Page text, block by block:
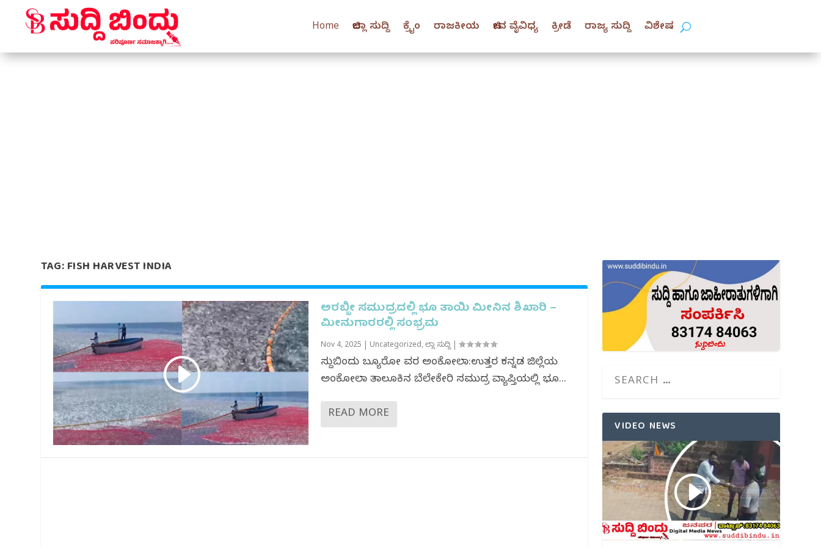
Home ಜಿಲ್ಲಾ ಸುದ್ದಿ ಕ್ರೈಂ ರಾಜಕೀಯ ಜೀವ ವೈವಿಧ್ಯ ಕ್ರೀಡೆ ರಾಜ್ಯ ಸುದ್ದಿ ವಿಶೇಷ
TAG:FISH HARVEST INDIA
ಅರಬ್ಬೀ ಸಮುದ್ರದಲ್ಲಿ ಭೂ ತಾಯಿ ಮೀನಿನ ಶಿಖಾರಿ –
ಮೀನುಗಾರರಲ್ಲಿ ಸಂಭ್ರಮ
Nov 4, 2025 Uncategorized,ಜಿಲ್ಲಾ ಸುದ್ದಿ|
ಸುದ್ದಿಬಿಂದು ಬ್ಯೂರೋ ವರದಿ ಅಂಕೋಲಾ:ಉತ್ತರ ಕನ್ನಡ ಜಿಲ್ಲೆಯ
ಅಂಕೋಲಾ ತಾಲೂಕಿನ ಬೆಲೇಕೇರಿ ಸಮುದ್ರ ವ್ಯಾಪ್ತಿಯಲ್ಲಿ ಭೂ...
READ MORE
VIDEO NEWS